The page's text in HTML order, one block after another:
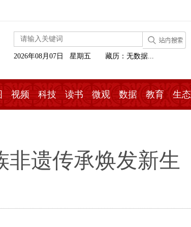
2026年08月07日 星期五 藏历：无数据...
视频 科技 读书 微观 数据 教育 生态
非遗传承焕发新生